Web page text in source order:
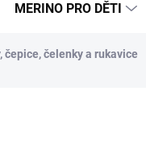
MERINO PRO DĚTI
čepice, čelenky a rukavice